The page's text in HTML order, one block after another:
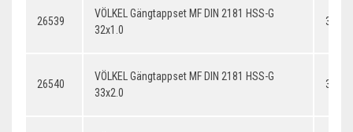
26539
VÖLKEL Gängtappset MF DIN 2181 HSS-G
32x1.0
26540
VÖLKEL Gängtappset MF DIN 2181 HSS-G
33x2.0